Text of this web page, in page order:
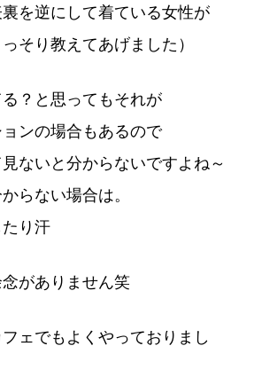
を逆にして着ている女性が
そり教えてあげました）
？と思ってもそれが
ンの場合もあるので
ないと分からないですよね～
らない場合は。
り汗
がありません笑
ェでもよくやっておりまし